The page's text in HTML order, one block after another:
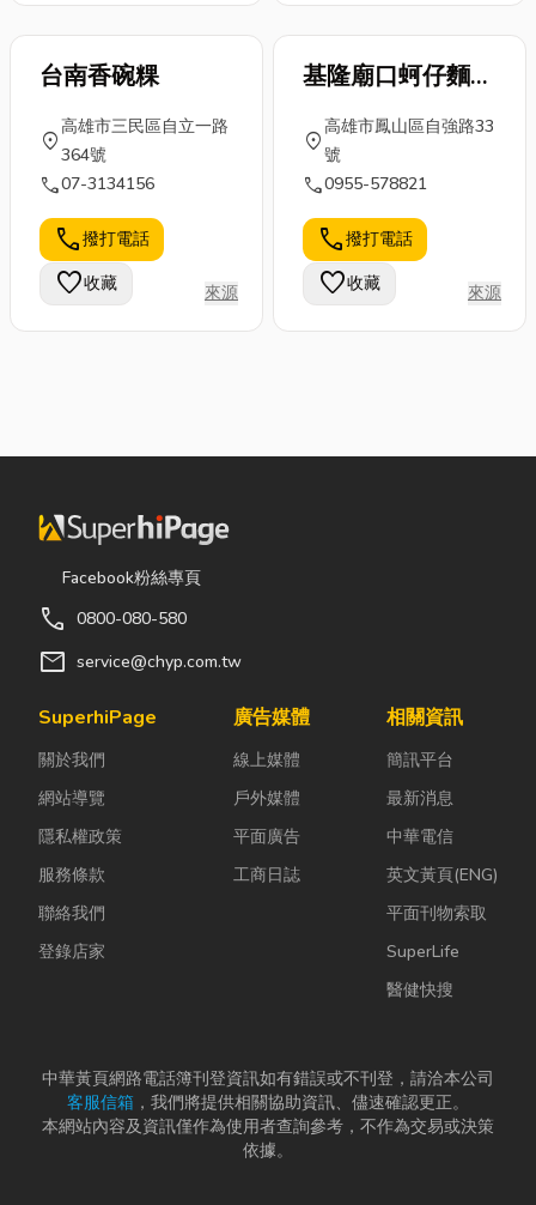
台南香碗粿
location_on
高雄市三民區自立一路
364號
call07-3134156
call撥打電話
favorite收藏 來源
基隆廟口蚵仔麵線
(鳳山店)
location_on
高雄市鳳山區自強路33
號
call0955-578821
call撥打電話
favorite收藏 來源
Facebook粉絲專頁
call 0800-080-580
mail service@chyp.com.tw
SuperhiPage
關於我們
網站導覽
隱私權政策
服務條款
聯絡我們
登錄店家
廣告媒體
線上媒體
戶外媒體
平面廣告
工商日誌
相關資訊
簡訊平台
最新消息
中華電信
英文黃頁(ENG)
平面刊物索取
SuperLife
醫健快搜
中華黃頁網路電話簿刊登資訊如有錯誤或不刊登，請洽本公司
客服信箱 ，我們將提供相關協助資訊、儘速確認更正。
本網站內容及資訊僅作為使用者查詢參考，不作為交易或決策
依據。